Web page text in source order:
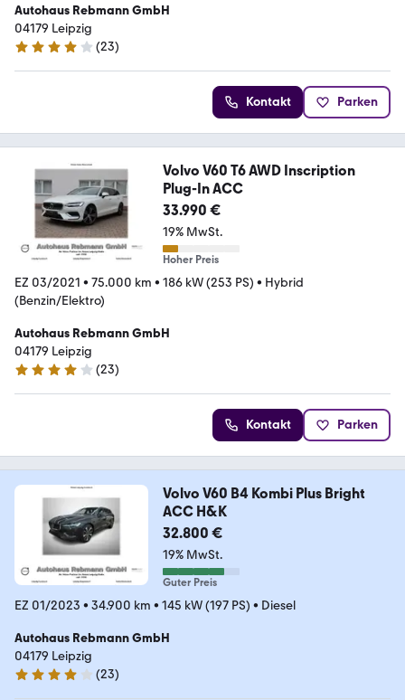
Autohaus Rebmann GmbH
04179 Leipzig
4.1 Sterne
(23)
Kontakt Parken
Volvo V60 T6 AWD Inscription
Plug-In ACC
33.990 €
19% MwSt.
Hoher Preis
EZ 03/2021 • 75.000 km • 186 kW (253 PS) • Hybrid
(Benzin/Elektro)
Autohaus Rebmann GmbH
04179 Leipzig
4.1 Sterne
(23)
Kontakt Parken
Volvo V60 B4 Kombi Plus Bright
ACC H&K
32.800 €
19% MwSt.
Guter Preis
EZ 01/2023 • 34.900 km • 145 kW (197 PS) • Diesel
Autohaus Rebmann GmbH
04179 Leipzig
4.1 Sterne
(23)